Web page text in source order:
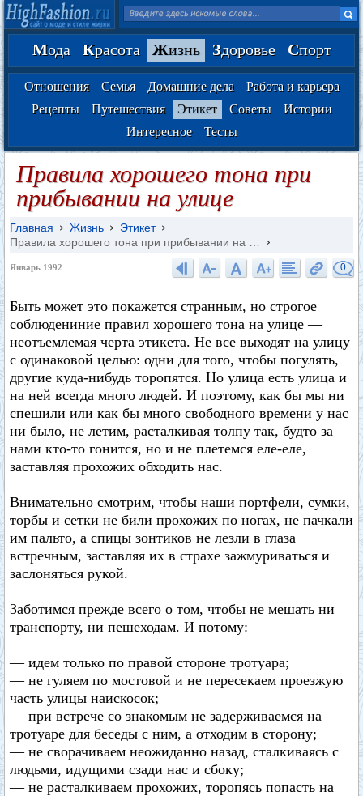
Мода Красота Жизнь Здоровье Спорт
Отношения Семья Домашние дела
Работа и карьера
Рецепты
Путешествия Этикет Советы
Истории
Интересное
Тесты
Правила хорошего тона при
прибывании на улице
Главная Жизнь
Этикет
Правила хорошего тона при прибывании на …
Январь 1992 0
Быть может это покажется странным, но строгое
соблюдениние правил хорошего тона на улице —
неотъемлемая черта этикета. Не все выходят на улицу
с одинаковой целью: одни для того, чтобы погулять,
другие куда-нибудь торопятся. Но улица есть улица и
на ней всегда много людей. И поэтому, как бы мы ни
спешили или как бы много свободного времени у нас
ни было, не летим, расталкивая толпу так, будто за
нами кто-то гонится, но и не плетемся еле-еле,
заставляя прохожих обходить нас.
Внимательно смотрим, чтобы наши портфели, сумки,
торбы и сетки не били прохожих по ногах, не пачкали
им пальто, а спицы зонтиков не лезли в глаза
встречным, заставляя их в страхе зажмуриваться и
заслоняться рукой.
Заботимся прежде всего о том, чтобы не мешать ни
транспорту, ни пешеходам. И потому:
— идем только по правой стороне тротуара;
— не гуляем по мостовой и не пересекаем проезжую
часть улицы наискосок;
— при встрече со знакомым не задерживаемся на
тротуаре для беседы с ним, а отходим в сторону;
— не сворачиваем неожиданно назад, сталкиваясь с
людьми, идущими сзади нас и сбоку;
— не расталкиваем прохожих, торопясь попасть на